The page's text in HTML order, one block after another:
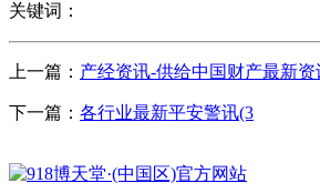
关键词：
上一篇： 产经资讯-供给中国财产最新资
下一篇： 各行业最新平安警讯(3